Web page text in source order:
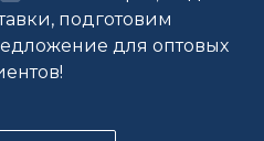
подготовим
для оптовых